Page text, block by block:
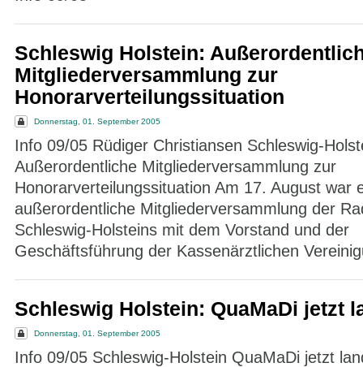
Schleswig Holstein:
Mitgliederversammlung zur
Honorarverteilungssituation
Donnerstag, 01. September 2005
Info 09/05 Rüdiger Christiansen Schleswig-
Außerordentliche Mitgliederversammlung zur
Honorarverteilungssituation Am 17. August war
außerordentliche Mitgliederversammlung der
Schleswig-Holsteins mit dem Vorstand und der
Geschäftsführung der Kassenärztlichen
Schleswig Holstein: QuaMaDi jetzt
Donnerstag, 01. September 2005
Info 09/05 Schleswig-Holstein QuaMaDi jetzt